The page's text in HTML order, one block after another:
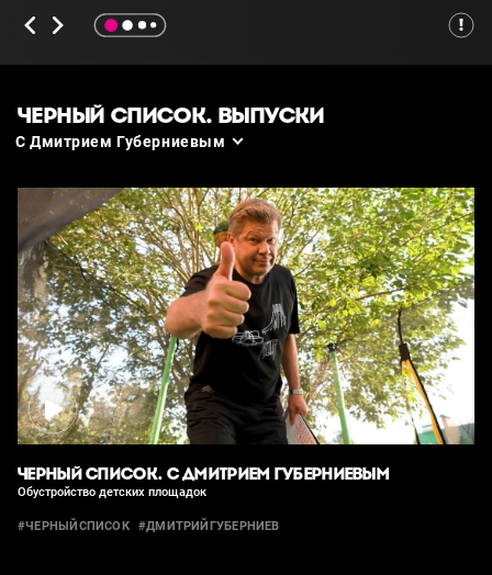
ЧЕРНЫЙ СПИСОК. ВЫПУСКИ
С Дмитрием Губерниевым
ЧЕРНЫЙ СПИСОК. С ДМИТРИЕМ ГУБЕРНИЕВЫМ
Обустройство детских площадок
#ЧЕРНЫЙСПИСОК #ДМИТРИЙГУБЕРНИЕВ